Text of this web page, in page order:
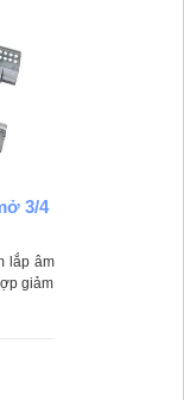
3/4
lắp âm
giảm